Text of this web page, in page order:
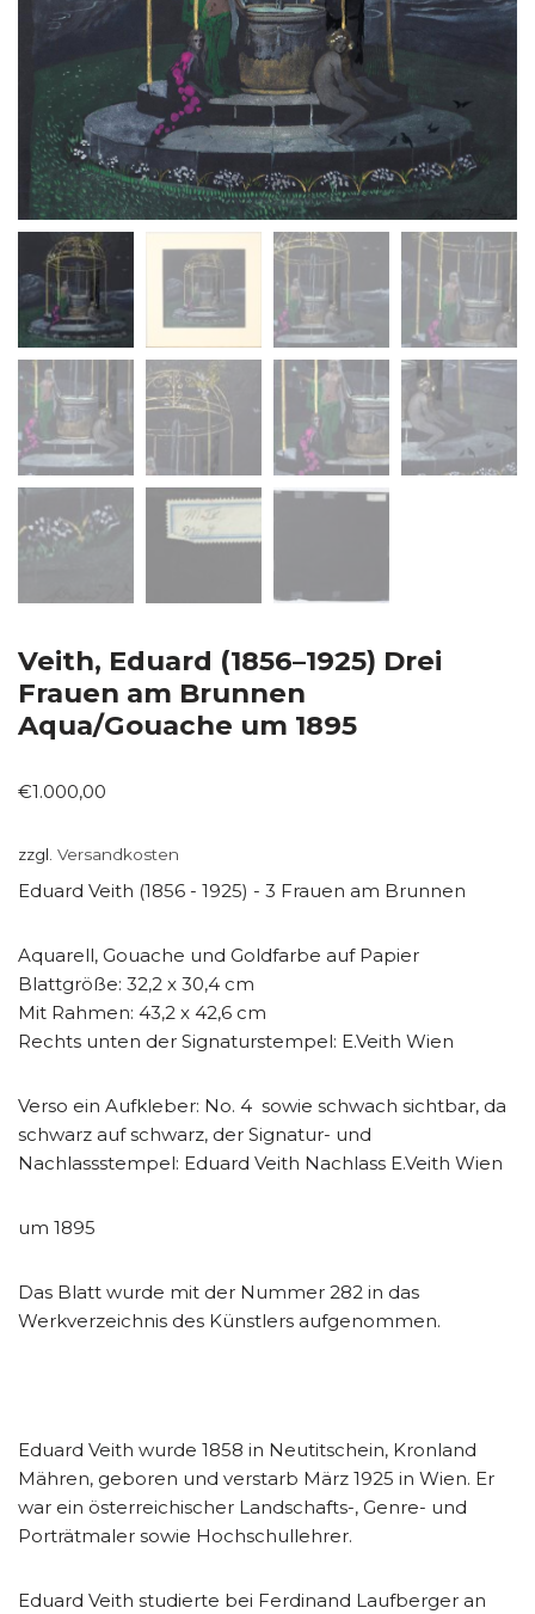
Veith, Eduard (1856–1925) Drei
Frauen am Brunnen
Aqua/Gouache um 1895
€1.000,00
zzgl. Versandkosten
Eduard Veith (1856 - 1925) - 3 Frauen am Brunnen
Aquarell, Gouache und Goldfarbe auf Papier
Blattgröße: 32,2 x 30,4 cm
Mit Rahmen: 43,2 x 42,6 cm
Rechts unten der Signaturstempel: E.Veith Wien
Verso ein Aufkleber: No. 4 sowie schwach sichtbar, da
schwarz auf schwarz, der Signatur- und
Nachlassstempel: Eduard Veith Nachlass E.Veith Wien
um 1895
Das Blatt wurde mit der Nummer 282 in das
Werkverzeichnis des Künstlers aufgenommen.
Eduard Veith wurde 1858 in Neutitschein, Kronland
Mähren, geboren und verstarb März 1925 in Wien. Er
war ein österreichischer Landschafts-, Genre- und
Porträtmaler sowie Hochschullehrer.
Eduard Veith studierte bei Ferdinand Laufberger an